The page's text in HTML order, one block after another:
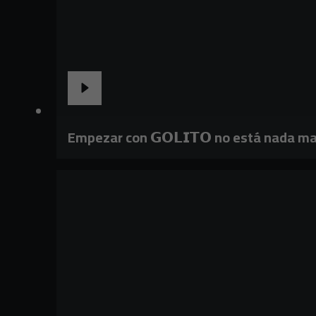
Empezar con 𝗚𝗢𝗟𝗜𝗧𝗢 no está nada